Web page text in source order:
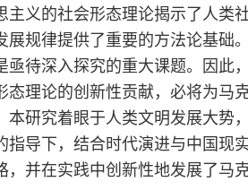
义的社会形态理论揭示了人类
规律提供了重要的方法论基础
待深入探究的重大课题。因此
理论的创新性贡献，必将为马
研究着眼于人类文明发展大势
导下，结合时代演进与中国现
并在实践中创新性地发展了马